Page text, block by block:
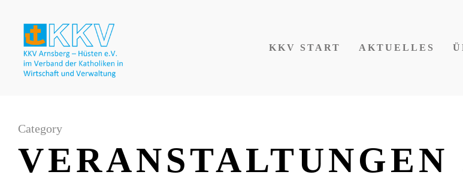
KKV START AKTUELLES
Category
VERANSTALTUNGEN